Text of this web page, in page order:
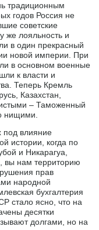
традиционным
годов Россия не
советские
же лояльность и
в один прекрасный
новой империи. При
в основном военные
к власти и
Теперь Кремль
Казахстан,
– Таможенный
нищими.
под влияние
истории, когда по
и Никарагуа,
вы нам территорию
прав
народной
бухгалтерия
стало ясно, что на
десятки
долгами, но на